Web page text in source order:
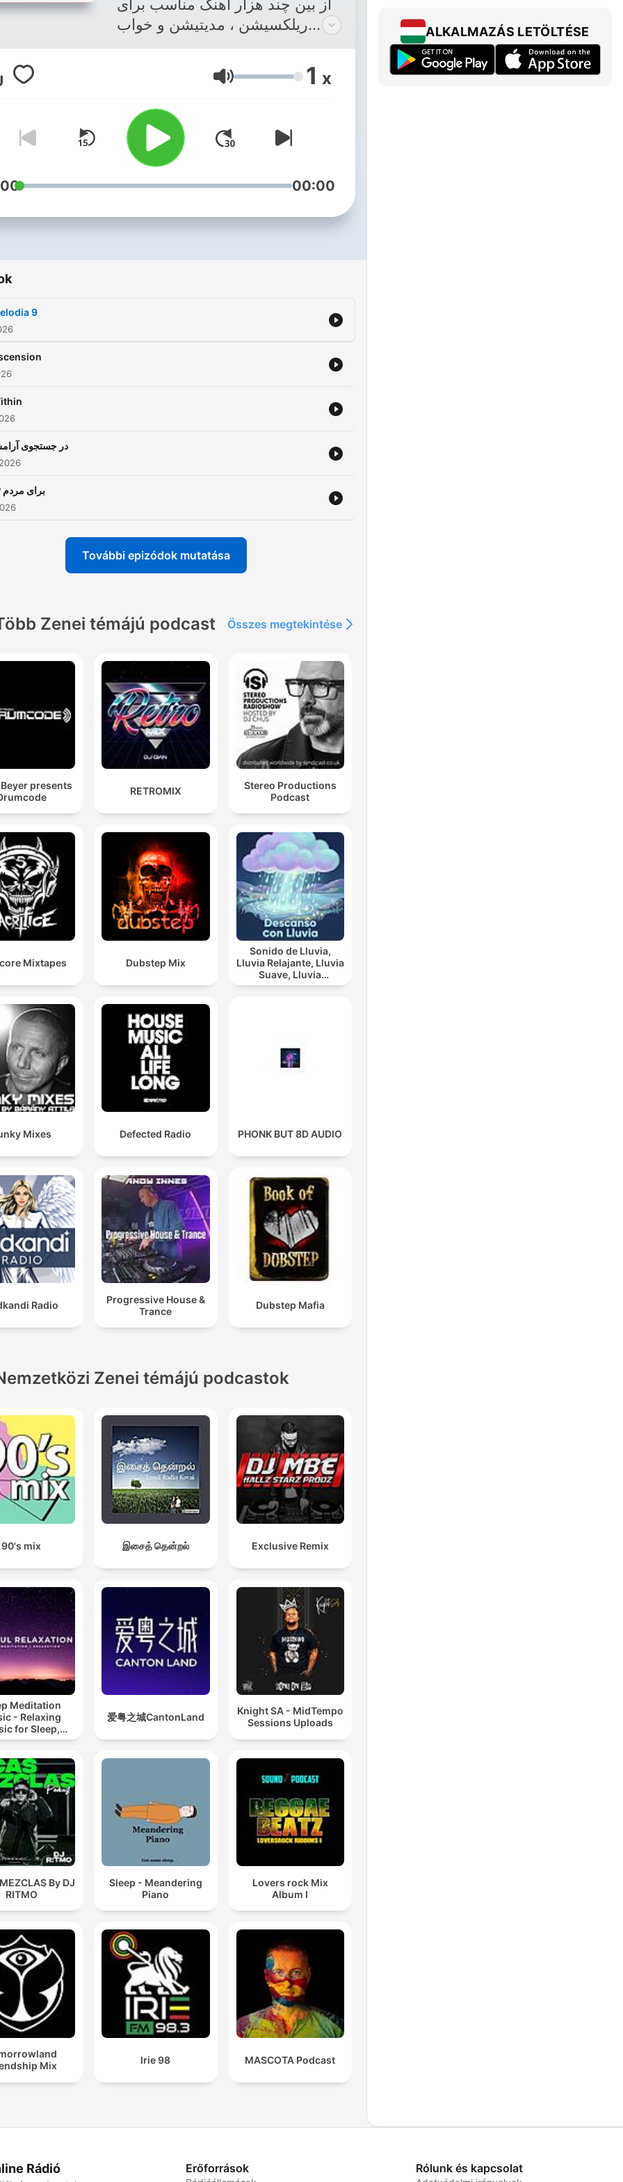
Online
از بین چند هزار آهنگ مناسب برای
ریلکسیشن ، مدیتیشن و خواب
آهنگ ها رو میتونید از کانال تلگرام
https://t.me/artofrelaxation .
Happiness is the art of
relaxation. . گاهی وقتا یه حس و
حالی داریم که هیچ کلمه یا واژه ای
نمیتونه اونو توصیف کنه، ولی شاید
یه آهنگ بیکلام پر احساس ، پر کلام
بیکلامی باشه که بتونه اون حس رو
Hangerő 1 x
00:00
9
در جستجوی
💔 برای مردم
További epizódok mutatása
Zenei témájú podcast Összes megtekintése
presents
RETROMIX
Stereo Productions
Podcast
Mixtapes Dubstep Mix
Sonido de Lluvia,
Lluvia Relajante, Lluvia
Suave, Lluvia
Nocturna, Descanso
Mixes Defected Radio PHONK BUT 8D AUDIO
Radio
Progressive House &
Trance
Dubstep Mafia
Zenei témájú podcastok
90's mix இசைத் தென்றல் Exclusive Remix
Meditation
- Relaxing
for Sleep,
&
爱粤之城CantonLand
Knight SA - MidTempo
Sessions Uploads
By DJ
RITMO
Sleep - Meandering
Piano
Lovers rock Mix
Album I
Mix
Irie 98 MASCOTA Podcast
ALKALMAZÁS LETÖLTÉSE
Rádió Erőforrások Rólunk és kapcsolat